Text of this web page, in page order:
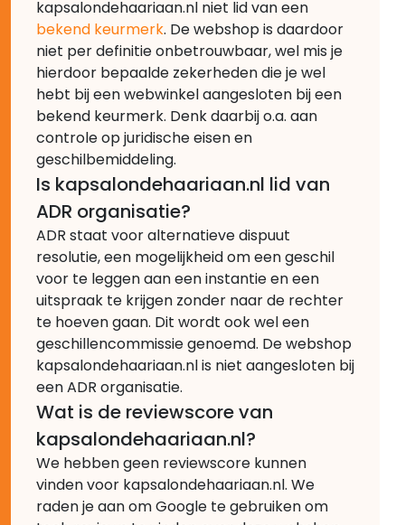
kapsalondehaariaan.nl niet lid van een
bekend keurmerk. De webshop is daardoor
niet per definitie onbetrouwbaar, wel mis je
hierdoor bepaalde zekerheden die je wel
hebt bij een webwinkel aangesloten bij een
bekend keurmerk. Denk daarbij o.a. aan
controle op juridische eisen en
geschilbemiddeling.
Is kapsalondehaariaan.nl lid van
ADR organisatie?
ADR staat voor alternatieve dispuut
resolutie, een mogelijkheid om een geschil
voor te leggen aan een instantie en een
uitspraak te krijgen zonder naar de rechter
te hoeven gaan. Dit wordt ook wel een
geschillencommissie genoemd. De webshop
kapsalondehaariaan.nl is niet aangesloten bij
een ADR organisatie.
Wat is de reviewscore van
kapsalondehaariaan.nl?
We hebben geen reviewscore kunnen
vinden voor kapsalondehaariaan.nl. We
raden je aan om Google te gebruiken om